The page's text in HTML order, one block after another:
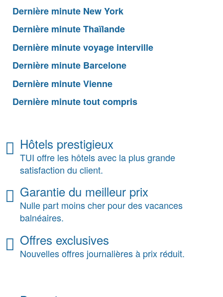
Dernière minute New York
Dernière minute Thaïlande
Dernière minute voyage interville
Dernière minute Barcelone
Dernière minute Vienne
Dernière minute tout compris
Hôtels prestigieux
TUI offre les hôtels avec la plus grande
satisfaction du client.
Garantie du meilleur prix
Nulle part moins cher pour des vacances
balnéaires.
Offres exclusives
Nouvelles offres journalières à prix réduit.